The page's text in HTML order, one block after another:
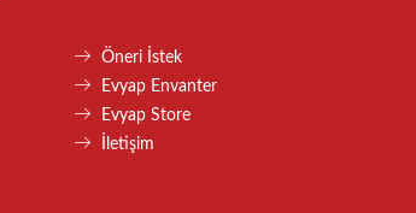
Öneri İstek
Evyap Envanter
Evyap Store
İletişim